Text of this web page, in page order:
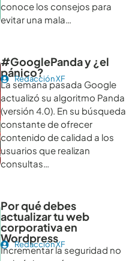
conoce los consejos para
evitar una mala…
#GooglePanda y ¿el
pánico?
Redacción XF
La semana pasada Google
actualizó su algoritmo Panda
(versión 4.0). En su búsqueda
constante de ofrecer
contenido de calidad a los
usuarios que realizan
consultas…
Por qué debes
actualizar tu web
corporativa en
Wordpress
Redacción XF
Incrementar la seguridad no